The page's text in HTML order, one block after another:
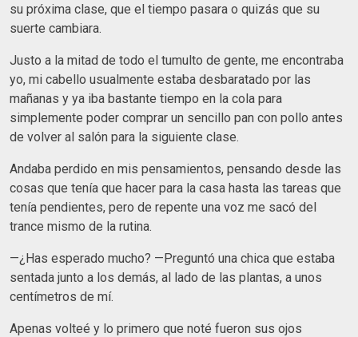
su próxima clase, que el tiempo pasara o quizás que su
suerte cambiara.
Justo a la mitad de todo el tumulto de gente, me encontraba
yo, mi cabello usualmente estaba desbaratado por las
mañanas y ya iba bastante tiempo en la cola para
simplemente poder comprar un sencillo pan con pollo antes
de volver al salón para la siguiente clase.
Andaba perdido en mis pensamientos, pensando desde las
cosas que tenía que hacer para la casa hasta las tareas que
tenía pendientes, pero de repente una voz me sacó del
trance mismo de la rutina.
—¿Has esperado mucho? —Preguntó una chica que estaba
sentada junto a los demás, al lado de las plantas, a unos
centímetros de mí.
Apenas volteé y lo primero que noté fueron sus ojos